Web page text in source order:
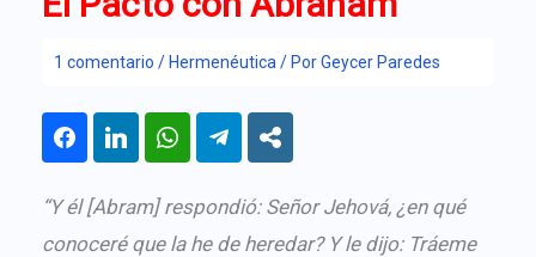
1 comentario / Hermenéutica / PorGeycer Paredes
“Y él [Abram] respondió: Señor Jehová, ¿en qué
conoceré que la he de heredar? Y le dijo: Tráeme